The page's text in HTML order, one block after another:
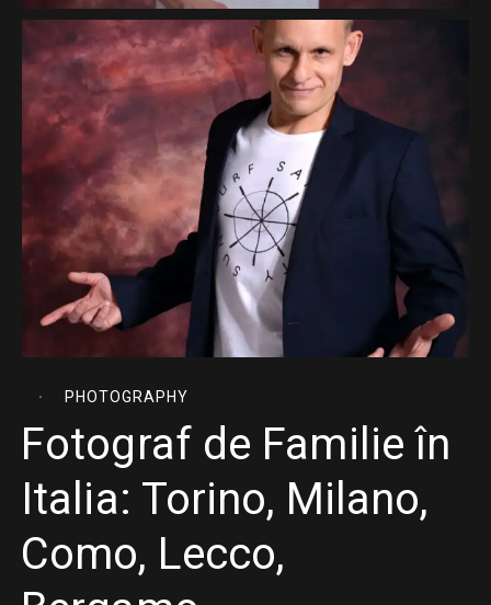
PHOTOGRAPHY
Fotograf de Familie în
Italia: Torino, Milano,
Como, Lecco,